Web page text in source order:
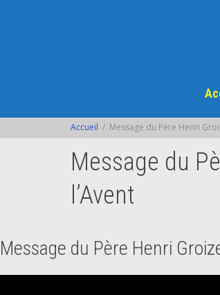
Accueil Message du Père Henri
Message du
l’Avent
Message du Père Henri